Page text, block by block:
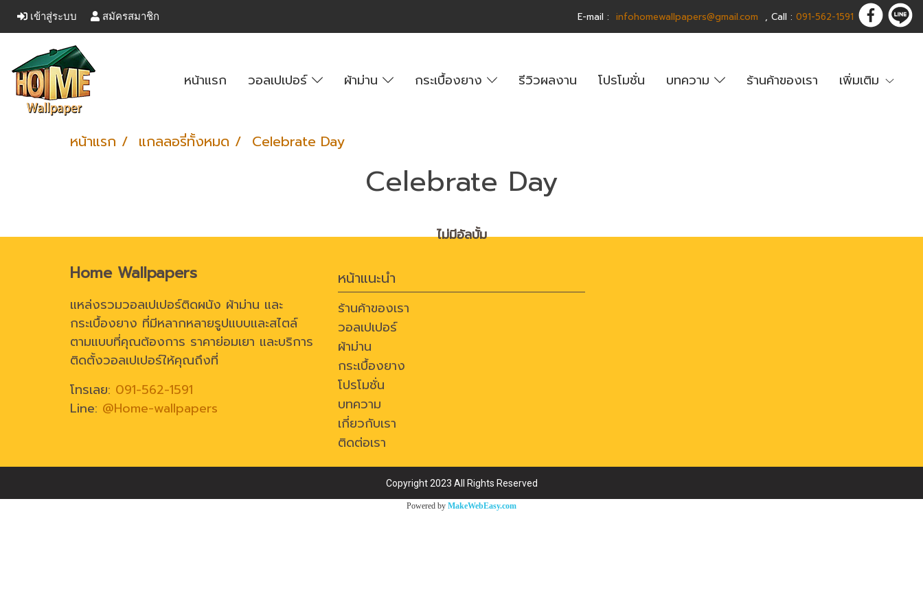
เข้าสู่ระบบ สมัครสมาชิก E-mail : infohomewallpapers@gmail.com , Call : 091-562-1591
หน้าแรก วอลเปเปอร์ ผ้าม่าน กระเบื้องยาง รีวิวผลงาน โปรโมชั่น บทความ ร้านค้าของเรา เพิ่มเติม
หน้าแรก แกลลอรี่ทั้งหมด Celebrate Day
Celebrate Day
ไม่มีอัลบั้ม
Home Wallpapers
แหล่งรวมวอลเปเปอร์ติดผนัง ผ้าม่าน และ
กระเบื้องยาง ที่มีหลากหลายรูปแบบและสไตล์
ตามแบบที่คุณต้องการ ราคาย่อมเยา และบริการ
ติดตั้งวอลเปเปอร์ให้คุณถึงที่
โทรเลย: 091-562-1591
Line: @Home-wallpapers
หน้าแนะนำ
ร้านค้าของเรา
วอลเปเปอร์
ผ้าม่าน
กระเบื้องยาง
โปรโมชั่น
บทความ
เกี่ยวกับเรา
ติดต่อเรา
Copyright 2023 All Rights Reserved
Powered by MakeWebEasy.com